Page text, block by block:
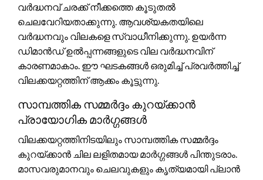
വർദ്ധനവ് ചരക്ക് നീക്കത്തെ കൂടുതൽ
ചെലവേറിയതാക്കുന്നു. ആവശ്യകതയിലെ
വർദ്ധനവും വിലകളെ സ്വാധീനിക്കുന്നു. ഉയർന്ന
ഡിമാൻഡ് ഉൽപ്പന്നങ്ങളുടെ വില വർദ്ധനവിന്
കാരണമാകാം. ഈ ഘടകങ്ങൾ ഒരുമിച്ച് പ്രവർത്തിച്ച്
വിലക്കയറ്റത്തിന് ആക്കം കൂട്ടുന്നു.
സാമ്പത്തിക സമ്മർദ്ദം കുറയ്ക്കാൻ
പ്രായോഗിക മാർഗ്ഗങ്ങൾ
വിലക്കയറ്റത്തിനിടയിലും സാമ്പത്തിക സമ്മർദ്ദം
കുറയ്ക്കാൻ ചില ലളിതമായ മാർഗ്ഗങ്ങൾ പിന്തുടരാം.
മാസവരുമാനവും ചെലവുകളും കൃത്യമായി പ്ലാൻ